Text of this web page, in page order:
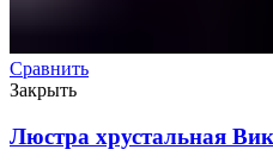
Сравнить
Закрыть
Люстра хрустальная